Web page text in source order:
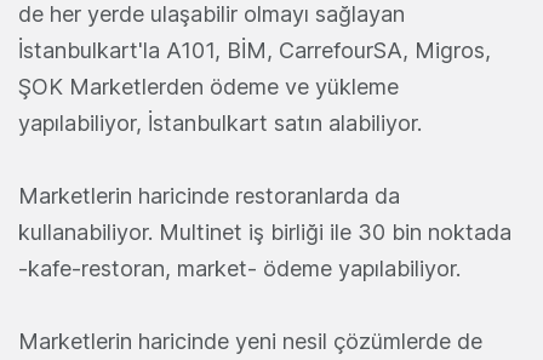
de her yerde ulaşabilir olmayı sağlayan
İstanbulkart'la A101, BİM, CarrefourSA, Migros,
ŞOK Marketlerden ödeme ve yükleme
yapılabiliyor, İstanbulkart satın alabiliyor.
Marketlerin haricinde restoranlarda da
kullanabiliyor. Multinet iş birliği ile 30 bin noktada
-kafe-restoran, market- ödeme yapılabiliyor.
Marketlerin haricinde yeni nesil çözümlerde de